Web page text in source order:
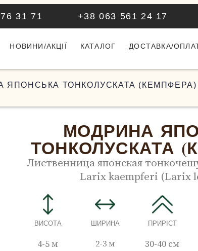
31 71 +38 063 561 24 17
НОВИНИ/АКЦІЇ КАТАЛОГ ДОСТАВКА/
ЯПОНСЬКА ТОНКОЛУСКАТА (КЕМПФЕРА)
МОДРИНА
ТОНКОЛУСКАТА
Лиственница японская
Larix kaempferi (Larix
ВИСОТА
4-5 м
ШИРИНА
2-3 м
ПРИРІСТ
30-40 см